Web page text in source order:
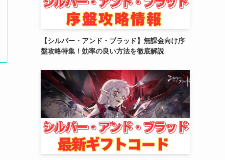
(5)
【シルバー・アンド・ブラッド】無課金向け序
盤攻略特集！効率の良い方法を徹底解説